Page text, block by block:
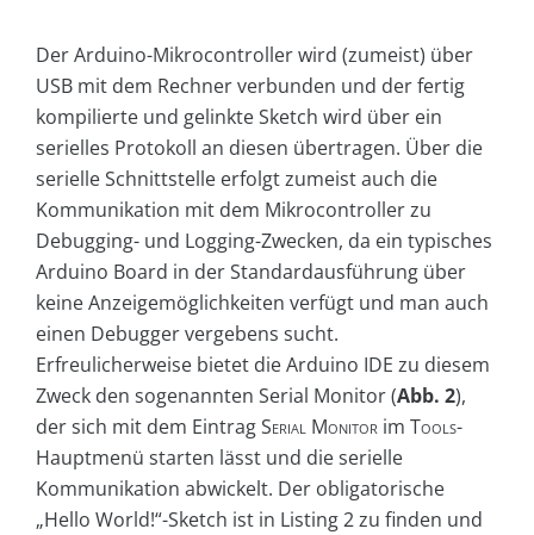
Der Arduino-Mikrocontroller wird (zumeist) über
USB mit dem Rechner verbunden und der fertig
kompilierte und gelinkte Sketch wird über ein
serielles Protokoll an diesen übertragen. Über die
serielle Schnittstelle erfolgt zumeist auch die
Kommunikation mit dem Mikrocontroller zu
Debugging- und Logging-Zwecken, da ein typisches
Arduino Board in der Standardausführung über
keine Anzeigemöglichkeiten verfügt und man auch
einen Debugger vergebens sucht.
Erfreulicherweise bietet die Arduino IDE zu diesem
Zweck den sogenannten Serial Monitor (Abb. 2),
der sich mit dem EintragSerial Monitor im Tools-
Hauptmenü starten lässt und die serielle
Kommunikation abwickelt. Der obligatorische
„Hello World!“-Sketch ist in Listing 2 zu finden und